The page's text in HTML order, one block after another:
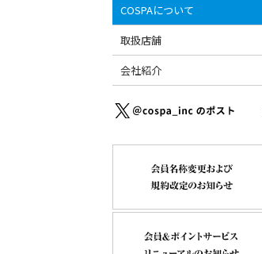
COSPAについて
取扱店舗
会社紹介